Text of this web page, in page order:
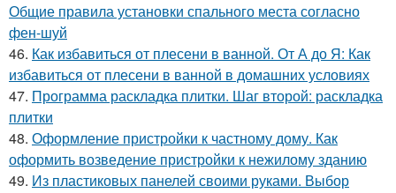
Общие правила установки спального места согласно
фен-шуй
46. Как избавиться от плесени в ванной. От А до Я: Как
избавиться от плесени в ванной в домашних условиях
47. Программа раскладка плитки. Шаг второй: раскладка
плитки
48. Оформление пристройки к частному дому. Как
оформить возведение пристройки к нежилому зданию
49. Из пластиковых панелей своими руками. Выбор